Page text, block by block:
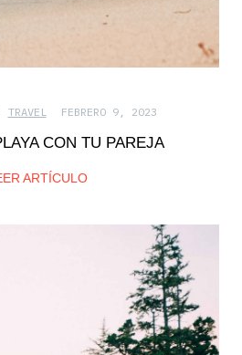
TRAVEL FEBRERO 9, 2023
CON TU PAREJA
ARTÍCULO